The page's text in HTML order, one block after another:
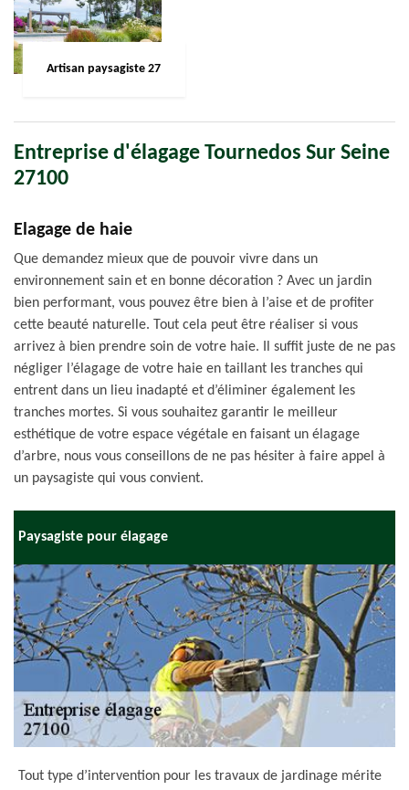
Artisan paysagiste 27
Entreprise d'élagage Tournedos Sur Seine
27100
Elagage de haie
Que demandez mieux que de pouvoir vivre dans un
environnement sain et en bonne décoration ? Avec un jardin
bien performant, vous pouvez être bien à l’aise et de profiter
cette beauté naturelle. Tout cela peut être réaliser si vous
arrivez à bien prendre soin de votre haie. Il suffit juste de ne pas
négliger l’élagage de votre haie en taillant les tranches qui
entrent dans un lieu inadapté et d’éliminer également les
tranches mortes. Si vous souhaitez garantir le meilleur
esthétique de votre espace végétale en faisant un élagage
d’arbre, nous vous conseillons de ne pas hésiter à faire appel à
un paysagiste qui vous convient.
Paysagiste pour élagage
Tout type d’intervention pour les travaux de jardinage mérite